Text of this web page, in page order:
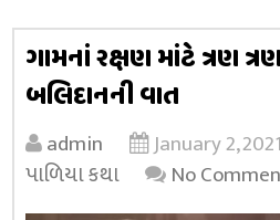
ગામનાં રક્ષણ માંટે ત્રણ
બલિદાનની વાત
admin January 2, 2021
પાળિયા કથા
No